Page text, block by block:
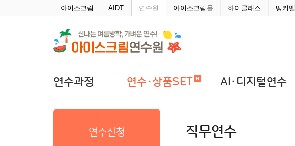
아이스크림 AIDT 연수원 아이스크림몰 하이클래스 띵커벨
연수과정
테마별 연수
연수·상품SET AI·디지털연수
학교맞춤 예산견적
연수신청 직무연수